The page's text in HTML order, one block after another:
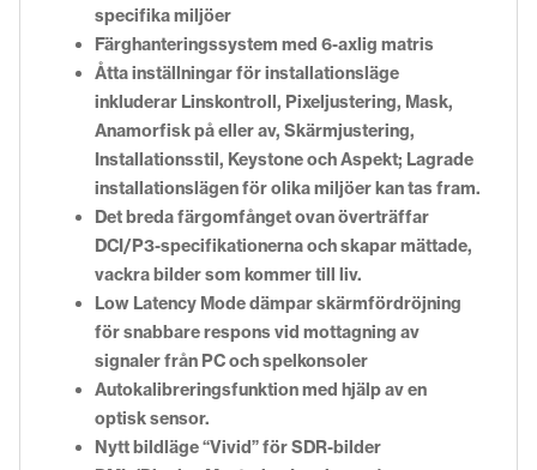
specifika miljöer
Färghanteringssystem med 6-axlig matris
Åtta inställningar för installationsläge
inkluderar Linskontroll, Pixeljustering, Mask,
Anamorfisk på eller av, Skärmjustering,
Installationsstil, Keystone och Aspekt; Lagrade
installationslägen för olika miljöer kan tas fram.
Det breda färgomfånget ovan överträffar
DCI/P3-specifikationerna och skapar mättade,
vackra bilder som kommer till liv.
Low Latency Mode dämpar skärmfördröjning
för snabbare respons vid mottagning av
signaler från PC och spelkonsoler
Autokalibreringsfunktion med hjälp av en
optisk sensor.
Nytt bildläge “Vivid” för SDR-bilder